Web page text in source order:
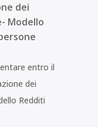
dei
Modello
entro il
dei
Redditi